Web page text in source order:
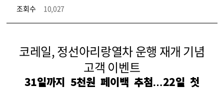
조회수
10,027
뉴스·홍보_보도자료 상세보기 – 내용, 파일, 담당자 연락처로 구성
코레일, 정선아리랑열차 운행 재개 기념
고객 이벤트
31일까지 5천원 페이백 추첨…22일 첫